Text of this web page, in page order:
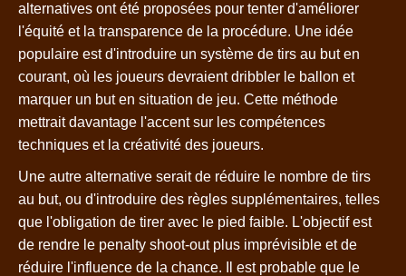
alternatives ont été proposées pour tenter d'améliorer
l'équité et la transparence de la procédure. Une idée
populaire est d'introduire un système de tirs au but en
courant, où les joueurs devraient dribbler le ballon et
marquer un but en situation de jeu. Cette méthode
mettrait davantage l'accent sur les compétences
techniques et la créativité des joueurs.
Une autre alternative serait de réduire le nombre de tirs
au but, ou d'introduire des règles supplémentaires, telles
que l'obligation de tirer avec le pied faible. L'objectif est
de rendre le penalty shoot-out plus imprévisible et de
réduire l'influence de la chance. Il est probable que le